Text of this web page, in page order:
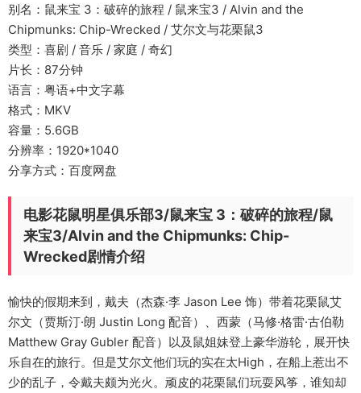
别名：鼠来宝 3：破碎的旅程 / 鼠来宝3 / Alvin and the
Chipmunks: Chip-Wrecked / 艾尔文与花栗鼠3
类型：喜剧 / 音乐 / 家庭 / 奇幻
片长：87分钟
语言：粤语+中文字幕
格式：MKV
容量：5.6GB
分辨率：1920*1040
分享方式：百度网盘
电影花鼠明星俱乐部3/鼠来宝 3：破碎的旅程/鼠
来宝3/Alvin and the Chipmunks: Chip-
Wrecked剧情介绍
愉快的假期来到，戴夫（杰森·李 Jason Lee 饰）带着花栗鼠艾
尔文（贾斯汀·朗 Justin Long 配音）、西蒙（马修·格雷·古伯勒
Matthew Gray Gubler 配音）以及鼠姐妹登上豪华游轮，展开快
乐自在的旅行。但是艾尔文他们玩的实在太High，在船上惹出不
少的乱子，令戴夫颇为光火。顽皮的花栗鼠们玩耍风筝，谁知却